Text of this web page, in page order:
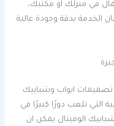
في منزلك او مكتبك،
الخدمة بدقة وجودة عالية
تصميمات ابواب وشبابيك
التي تلعب دورًا كبيرًا في
الوميتال يمكن ان